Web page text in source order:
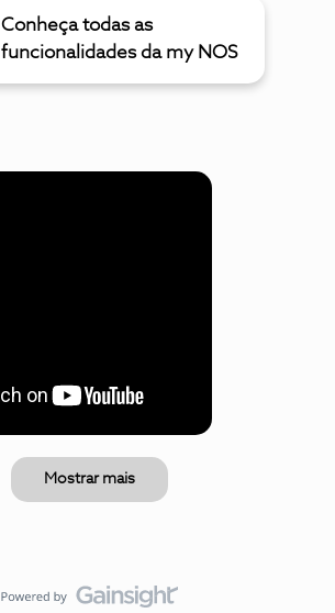
Conheça todas as
funcionalidades da my NOS
Mostrar mais